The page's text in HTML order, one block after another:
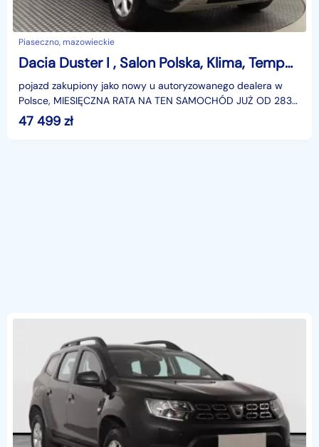
Piaseczno, mazowieckie
Dacia Duster I , Salon Polska, Klima, Tempomat, Parktronic
pojazd zakupiony jako nowy u autoryzowanego dealera w
Polsce, MIESIĘCZNA RATA NA TEN SAMOCHÓD JUŻ OD 283
PLN*Podana w ogłoszeniu lokalizacja pojazdu jest aktua
47 499 zł